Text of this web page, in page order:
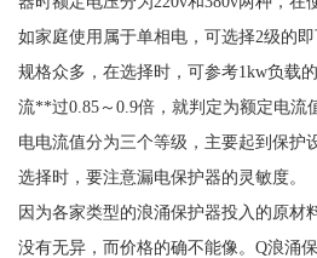
如家庭使用属于单相电，可选择2级的即
规格众多，在选择时，可参考1kw负载
流**过0.85～0.9倍，就判定为额定电流
电电流值分为三个等级，主要起到保护
选择时，要注意漏电保护器的灵敏度。
因为各家类型的浪涌保护器投入的原材
没有无异，而价格的确不能像。 Q浪涌